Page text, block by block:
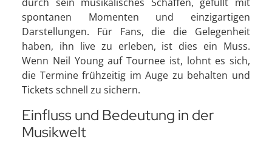
spontanen Momenten und einzigartigen
Darstellungen. Für Fans, die die Gelegenheit
haben, ihn live zu erleben, ist dies ein Muss.
Wenn Neil Young auf Tournee ist, lohnt es sich,
die Termine frühzeitig im Auge zu behalten und
Tickets schnell zu sichern.
Einfluss und Bedeutung in der
Musikwelt